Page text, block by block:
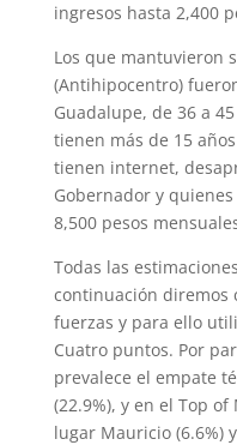
ingresos hasta 2,400
Los que mantuvieron
(Antihipocentro)
Guadalupe, de 36 a
tienen más de 15
tienen internet,
Gobernador y
8,500 pesos
Todas las
continuación diremos
fuerzas y para ello
Cuatro puntos. Por
prevalece el empate
(22.9%), y en el Top
lugar Mauricio (6.6%)